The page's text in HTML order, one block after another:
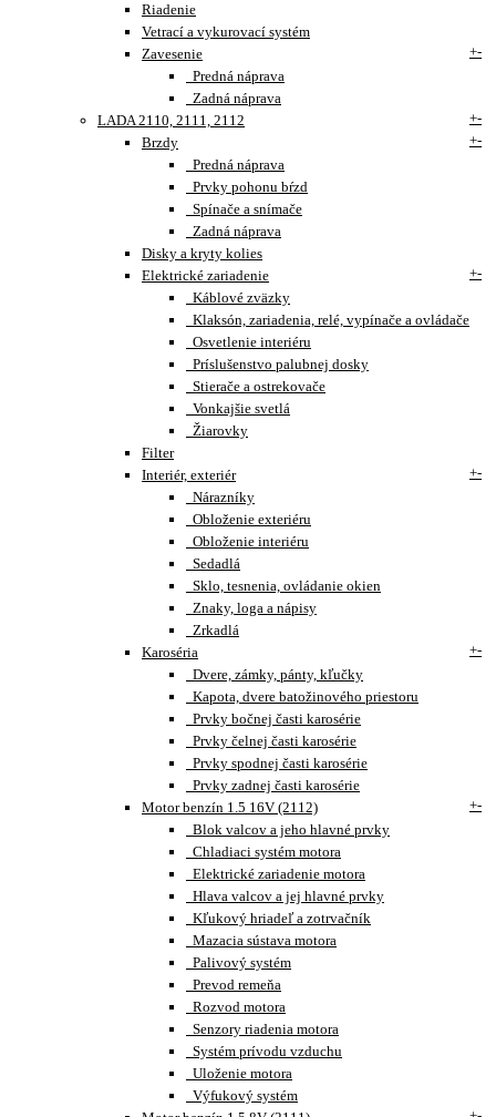
Riadenie
Vetrací a vykurovací systém
Zavesenie
+-
Predná náprava
Zadná náprava
LADA 2110, 2111, 2112
+-
Brzdy
+-
Predná náprava
Prvky pohonu bŕzd
Spínače a snímače
Zadná náprava
Disky a kryty kolies
Elektrické zariadenie
+-
Káblové zväzky
Klaksón, zariadenia, relé, vypínače a ovládače
Osvetlenie interiéru
Príslušenstvo palubnej dosky
Stierače a ostrekovače
Vonkajšie svetlá
Žiarovky
Filter
Interiér, exteriér
+-
Nárazníky
Obloženie exteriéru
Obloženie interiéru
Sedadlá
Sklo, tesnenia, ovládanie okien
Znaky, loga a nápisy
Zrkadlá
Karoséria
+-
Dvere, zámky, pánty, kľučky
Kapota, dvere batožinového priestoru
Prvky bočnej časti karosérie
Prvky čelnej časti karosérie
Prvky spodnej časti karosérie
Prvky zadnej časti karosérie
Motor benzín 1.5 16V (2112)
+-
Blok valcov a jeho hlavné prvky
Chladiaci systém motora
Elektrické zariadenie motora
Hlava valcov a jej hlavné prvky
Kľukový hriadeľ a zotrvačník
Mazacia sústava motora
Palivový systém
Prevod remeňa
Rozvod motora
Senzory riadenia motora
Systém prívodu vzduchu
Uloženie motora
Výfukový systém